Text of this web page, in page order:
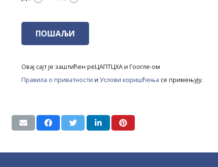
Овај сајт је заштићен реЦАПТЦХА и Гоогле-ом
Правила о приватности и Услови коришћења се примењују.